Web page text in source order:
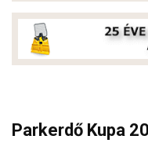
Parkerdő Kupa